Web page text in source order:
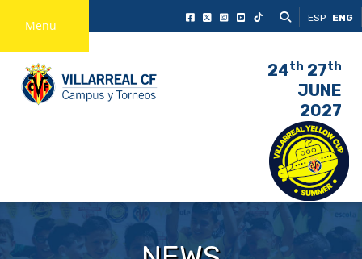
Menu ESP ENG
24th 27th
JUNE
2027